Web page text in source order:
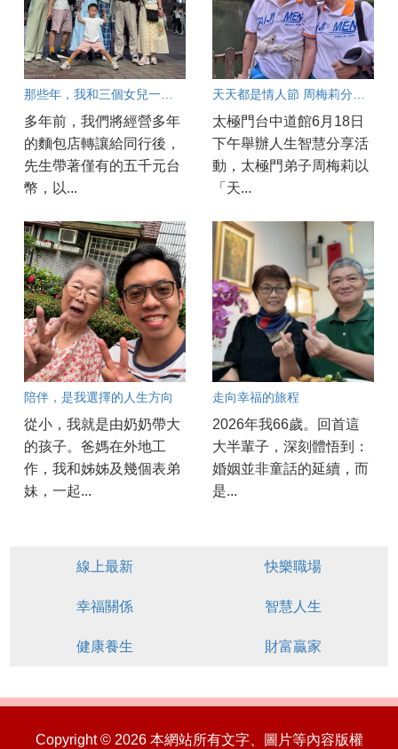
多年前，我們將經營多年
的麵包店轉讓給同行後，
先生帶著僅有的五千元台
幣，以...
太極門台中道館6月18日
下午舉辦人生智慧分享活
動，太極門弟子周梅莉以
「天...
陪伴，是我選擇的人生方向
從小，我就是由奶奶帶大
的孩子。爸媽在外地工
作，我和姊姊及幾個表弟
妹，一起...
走向幸福的旅程
2026年我66歲。回首這
大半輩子，深刻體悟到：
婚姻並非童話的延續，而
是...
線上最新 快樂職場
幸福關係 智慧人生
健康養生 財富贏家
Copyright © 2026 本網站所有文字、圖片等內容版權